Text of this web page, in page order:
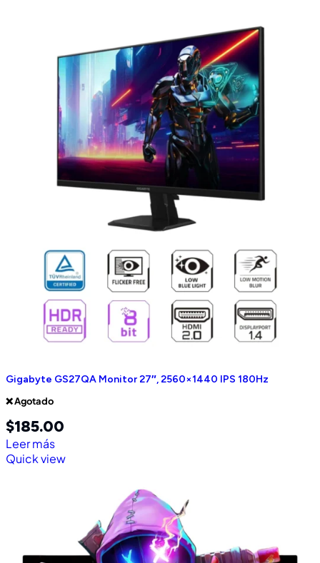
Gigabyte GS27QA Monitor 27″, 2560×1440 IPS 180Hz
❌ Agotado
$185.00
Leer más
Quick view